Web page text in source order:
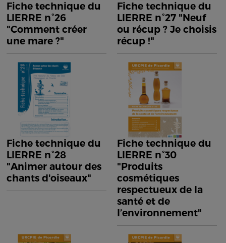
Fiche technique du
LIERRE n°26
"Comment créer
une mare ?"
Fiche technique du
LIERRE n°27 "Neuf
ou récup ? Je choisis
récup !"
Fiche technique du
LIERRE n°28
"Animer autour des
chants d'oiseaux"
Fiche technique du
LIERRE n°30
"Produits
cosmétiques
respectueux de la
santé et de
l’environnement"